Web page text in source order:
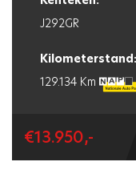
J292GR
Kilometerstand:
129.134 Km
€13.950,-